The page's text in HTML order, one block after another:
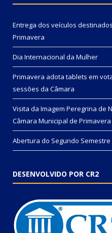
Entrega dos veículos
Primavera
Dia Internacional da Mulher
Primavera adota tablets em
sessões da Câmara
Visita da Imagem Peregrina de
Câmara Municipal de
Abertura do Segundo Semestre
DESENVOLVIDO POR CR2